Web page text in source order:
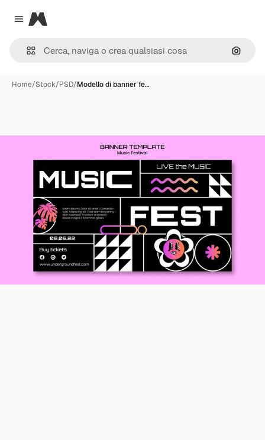
Close menu
Magnific
Cerca
Home/Stock/PSD/Modello di banner fe…